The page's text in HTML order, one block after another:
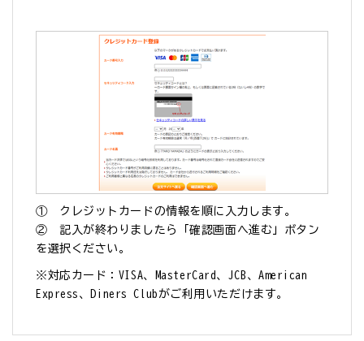
① クレジットカードの情報を順に入力します。
② 記入が終わりましたら「確認画面へ進む」ボタン
を選択ください。
※対応カード：VISA、MasterCard、JCB、American
Express、Diners Clubがご利用いただけます。